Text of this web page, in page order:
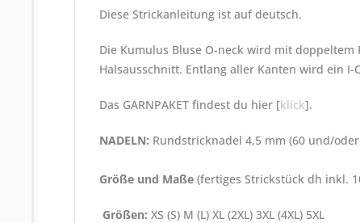
Diese Strickanleitung ist auf deutsch.
Die Kumulus Bluse O-neck wird mit
Halsausschnitt. Entlang aller Kanten wird ein I-
Das GARNPAKET findest du hier [klick].
NADELN: Rundstricknadel 4,5 mm (60 und/
Größe und Maße (fertiges Strickstück dh inkl.
Größen: XS (S) M (L) XL (2XL) 3XL (4XL) 5XL